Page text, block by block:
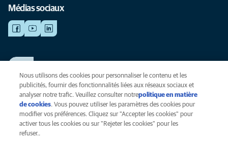
Médias sociaux
Voir nos offres d'emploi
Vie privée
Légal
Cookies
Nous utilisons des cookies pour personnaliser le contenu et les
publicités, fournir des fonctionnalités liées aux réseaux sociaux et
analyser notre trafic. Veuillez consulter notrepolitique en matière
de cookies(opens in a new tab)
. Vous pouvez utiliser les paramètres des cookies pour
modifier vos préférences. Cliquez sur "Accepter les cookies" pour
activer tous les cookies ou sur "Rejeter les cookies" pour les
refuser..